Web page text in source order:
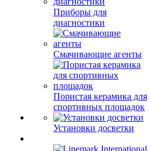
Приборы для
диагностики
Смачивающие агенты
Пористая керамика для
спортивных площадок
Установки досветки